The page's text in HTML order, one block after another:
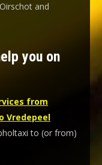
and
you on
from
Vredepeel
to (or from)